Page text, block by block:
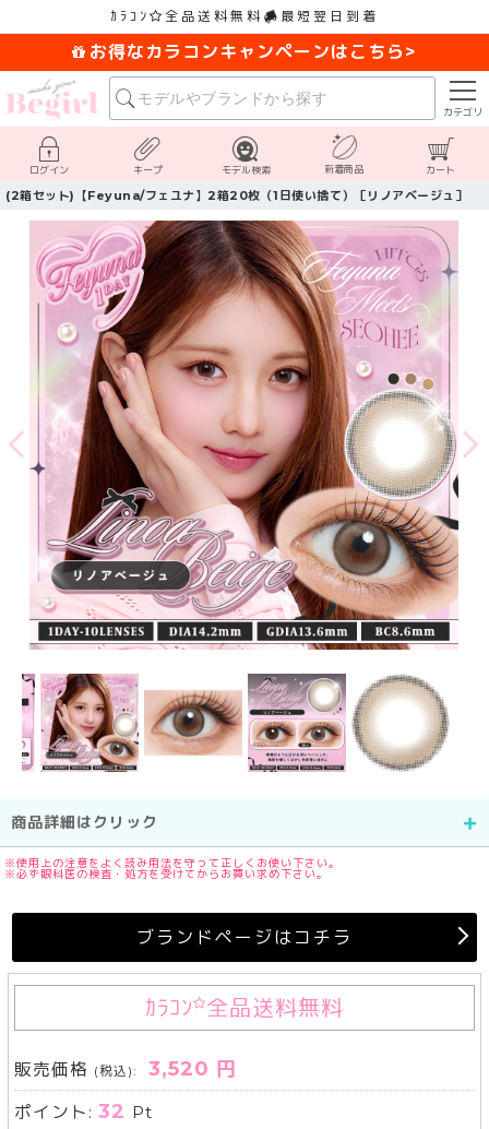
ｶﾗｺﾝ 全品送料無料 最短翌日到着
お得なカラコンキャンペーンはこちら>
カテゴリ
ログイン キープ モデル検索 新着商品 カート
(2箱セット)【Feyuna/フェユナ】2箱20枚（1日使い捨て）［リノアベージュ］
商品詳細はクリック
※使用上の注意をよく読み用法を守って正しくお使い下さい。
※必ず眼科医の検査・処方を受けてからお買い求め下さい。
ブランドページはコチラ
ｶﾗｺﾝ 全品送料無料
販売価格 (税込): 3,520 円
ポイント:32 Pt